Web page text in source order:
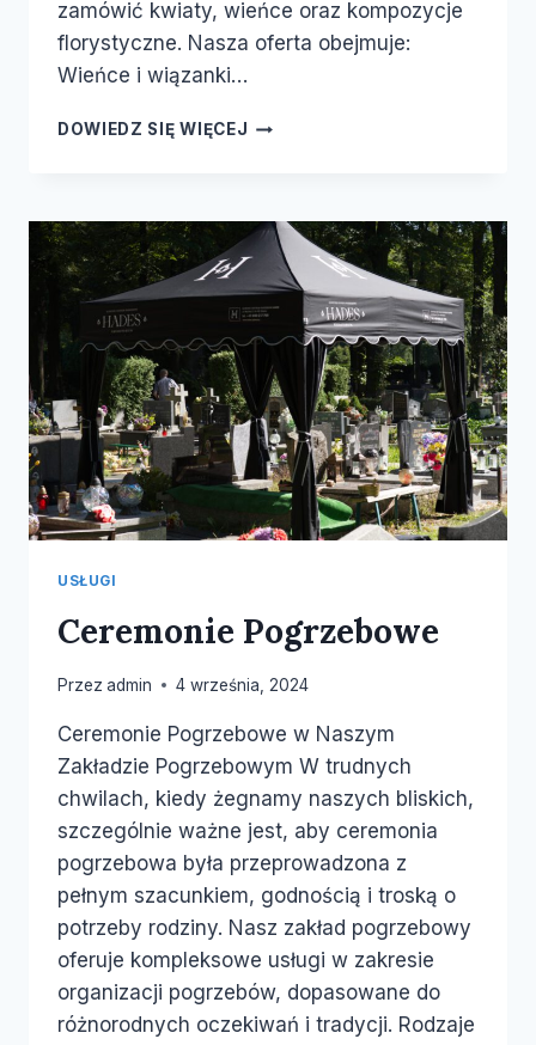
zamówić kwiaty, wieńce oraz kompozycje
florystyczne. Nasza oferta obejmuje:
Wieńce i wiązanki…
DOWIEDZ SIĘ WIĘCEJ
USŁUGI
Ceremonie Pogrzebowe
Przez admin 4 września, 2024
Ceremonie Pogrzebowe w Naszym
Zakładzie Pogrzebowym W trudnych
chwilach, kiedy żegnamy naszych bliskich,
szczególnie ważne jest, aby ceremonia
pogrzebowa była przeprowadzona z
pełnym szacunkiem, godnością i troską o
potrzeby rodziny. Nasz zakład pogrzebowy
oferuje kompleksowe usługi w zakresie
organizacji pogrzebów, dopasowane do
różnorodnych oczekiwań i tradycji. Rodzaje